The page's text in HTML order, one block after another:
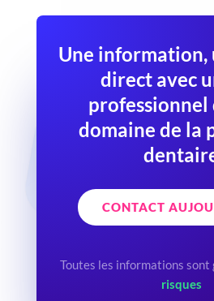
Une information,
direct avec
professionnel
domaine de la
CONTACT
Toutes les informations
risques